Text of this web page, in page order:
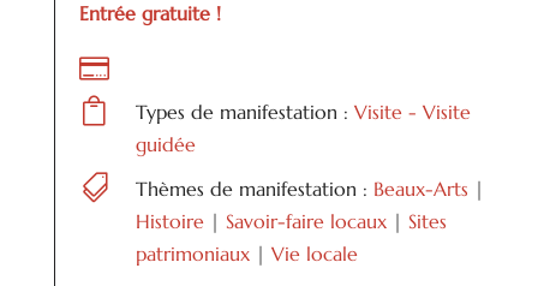
Entrée gratuite !


Types de manifestation : Visite - Visite
guidée
 Thèmes de manifestation : Beaux-Arts |
Histoire| Savoir-faire locaux| Sites
patrimoniaux| Vie locale